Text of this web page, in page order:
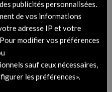
publicités personnalisées.
de vos informations
adresse IP et votre
modifier vos préférences
sauf ceux nécessaires,
les préférences».